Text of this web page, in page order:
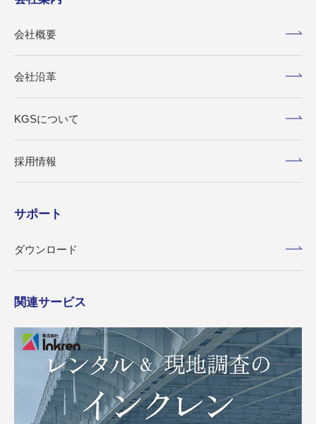
会社概要
会社沿革
KGSについて
採用情報
サポート
ダウンロード
関連サービス